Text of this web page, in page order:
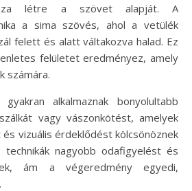
létre a szövet alapját. A
a sima szövés, ahol a vetülék
felett és alatt váltakozva halad. Ez
felületet eredményez, amely
számára.
alkalmaznak bonyolultabb
vagy vászonkötést, amelyek
vizuális érdeklődést kölcsönöznek
nagyobb odafigyelést és
ám a végeredmény egyedi,